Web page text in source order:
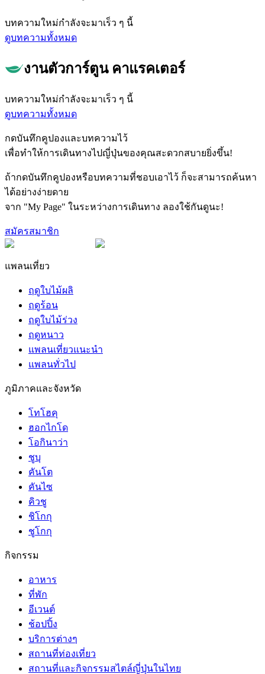
บทความใหม่กำลังจะมาเร็ว ๆ นี้
ดูบทความทั้งหมด
งานตัวการ์ตูน คาแรคเตอร์
บทความใหม่กำลังจะมาเร็ว ๆ นี้
ดูบทความทั้งหมด
กดบันทึกคูปองและบทความไว้
เพื่อทำให้การเดินทางไปญี่ปุ่นของคุณสะดวกสบายยิ่งขึ้น!
ถ้ากดบันทึกคูปองหรือบทความที่ชอบเอาไว้ ก็จะสามารถค้นหา
ได้อย่างง่ายดาย
จาก "My Page" ในระหว่างการเดินทาง ลองใช้กันดูนะ!
สมัครสมาชิก
แพลนเที่ยว
ฤดูใบไม้ผลิ
ฤดูร้อน
ฤดูใบไม้ร่วง
ฤดูหนาว
แพลนเที่ยวแนะนำ
แพลนทั่วไป
ภูมิภาคและจังหวัด
โทโฮคุ
ฮอกไกโด
โอกินาว่า
ชูบุ
คันโต
คันไซ
คิวชู
ชิโกกุ
ชูโกกุ
กิจกรรม
อาหาร
ที่พัก
อีเวนต์
ช้อปปิ้ง
บริการต่างๆ
สถานที่ท่องเที่ยว
สถานที่และกิจกรรมสไตล์ญี่ปุ่นในไทย